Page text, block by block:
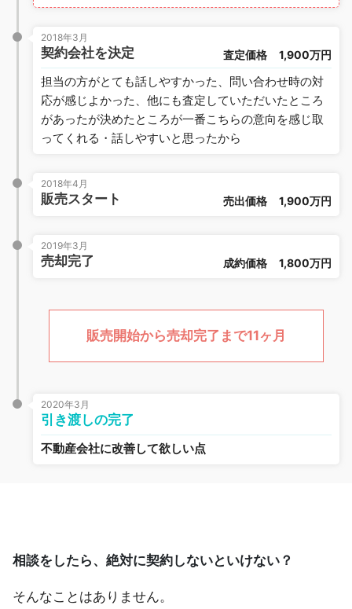
2018年3月
契約会社を決定 査定価格 1,900万円
担当の方がとても話しやすかった、問い合わせ時の対
応が感じよかった、他にも査定していただいたところ
があったが決めたところが一番こちらの意向を感じ取
ってくれる・話しやすいと思ったから
2018年4月
販売スタート 売出価格 1,900万円
2019年3月
売却完了 成約価格 1,800万円
販売開始から売却完了まで11ヶ月
2020年3月
引き渡しの完了
不動産会社に改善して欲しい点
相談をしたら、絶対に契約しないといけない？
そんなことはありません。